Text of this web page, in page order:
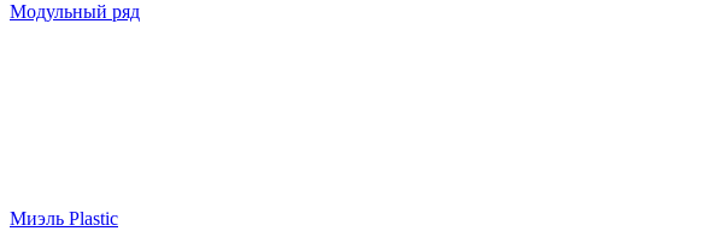
Модульный ряд
Миэль Plastic